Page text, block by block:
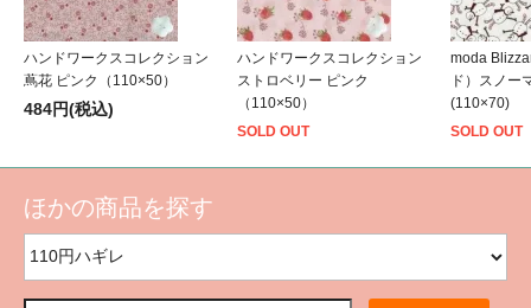
ハンドワークスコレクション
蔦花 ピンク（110×50）
484円(税込)
ハンドワークスコレクション
ストロベリー ピンク
（110×50）
SOLD OUT
moda
ド）スノー
(110×70)
SOLD OUT
ほかの商品を探す